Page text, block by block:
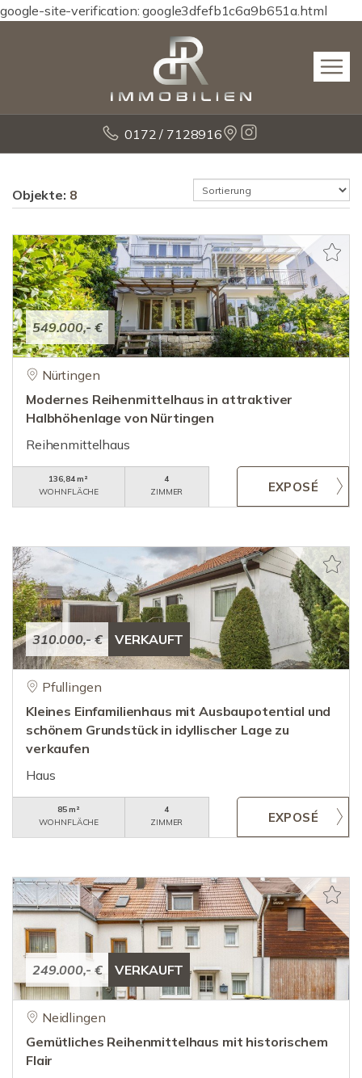
google-site-verification: google3dfefb1c6a9b651a.html
0172 / 7128916
Objekte: 8
549.000,- €
Nürtingen
Modernes Reihenmittelhaus in attraktiver
Halbhöhenlage von Nürtingen
Reihenmittelhaus
136,84 m²
WOHNFLÄCHE
4
ZIMMER
310.000,- € VERKAUFT
Pfullingen
Kleines Einfamilienhaus mit Ausbaupotential und
schönem Grundstück in idyllischer Lage zu
verkaufen
Haus
85 m²
WOHNFLÄCHE
4
ZIMMER
249.000,- € VERKAUFT
Neidlingen
Gemütliches Reihenmittelhaus mit historischem
Flair